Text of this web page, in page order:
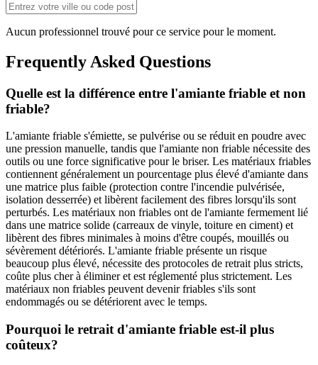
Aucun professionnel trouvé pour ce service pour le moment.
Frequently Asked Questions
Quelle est la différence entre l'amiante friable et non
friable?
L'amiante friable s'émiette, se pulvérise ou se réduit en poudre avec
une pression manuelle, tandis que l'amiante non friable nécessite des
outils ou une force significative pour le briser. Les matériaux friables
contiennent généralement un pourcentage plus élevé d'amiante dans
une matrice plus faible (protection contre l'incendie pulvérisée,
isolation desserrée) et libèrent facilement des fibres lorsqu'ils sont
perturbés. Les matériaux non friables ont de l'amiante fermement lié
dans une matrice solide (carreaux de vinyle, toiture en ciment) et
libèrent des fibres minimales à moins d'être coupés, mouillés ou
sévèrement détériorés. L'amiante friable présente un risque
beaucoup plus élevé, nécessite des protocoles de retrait plus stricts,
coûte plus cher à éliminer et est réglementé plus strictement. Les
matériaux non friables peuvent devenir friables s'ils sont
endommagés ou se détériorent avec le temps.
Pourquoi le retrait d'amiante friable est-il plus
coûteux?